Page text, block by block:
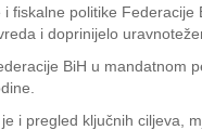
fiskalne politike
i doprinijelo
BiH u mandatnom
i pregled ključnih ciljeva,